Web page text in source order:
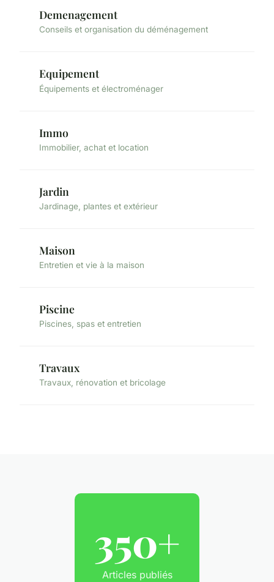
Demenagement
Conseils et organisation du déménagement
Equipement
Équipements et électroménager
Immo
Immobilier, achat et location
Jardin
Jardinage, plantes et extérieur
Maison
Entretien et vie à la maison
Piscine
Piscines, spas et entretien
Travaux
Travaux, rénovation et bricolage
350+
Articles publiés